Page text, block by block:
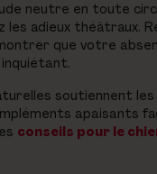
neutre en toute
les adieux théâtraux.
que votre
soutiennent les
apaisants
conseils pour le